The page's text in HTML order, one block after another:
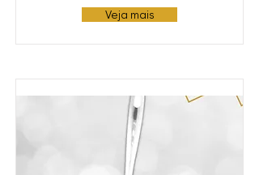
Veja mais